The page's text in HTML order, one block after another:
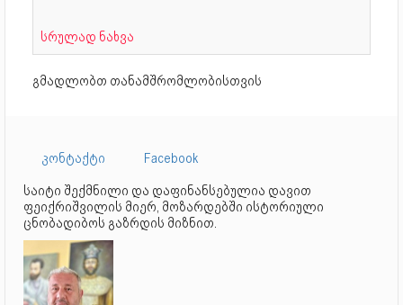
სრულად ნახვა
გმადლობთ თანამშრომლობისთვის
კონტაქტი
Facebook
საიტი შექმნილი და დაფინანსებულია დავით
ფეიქრიშვილის მიერ, მოზარდებში ისტორიული
ცნობადიბოს გაზრდის მიზნით.